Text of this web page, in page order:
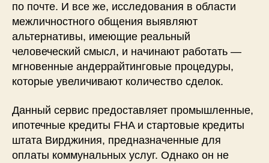
по почте. И все же, исследования в области
межличностного общения выявляют
альтернативы, имеющие реальный
человеческий смысл, и начинают работать —
мгновенные андеррайтинговые процедуры,
которые увеличивают количество сделок.
Данный сервис предоставляет промышленные,
ипотечные кредиты FHA и стартовые кредиты
штата Вирджиния, предназначенные для
оплаты коммунальных услуг. Однако он не